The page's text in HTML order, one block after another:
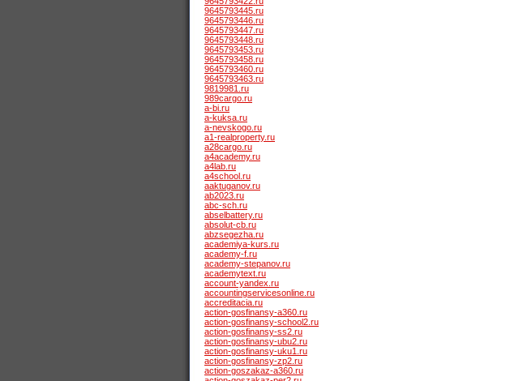
9645793445.ru
9645793446.ru
9645793447.ru
9645793448.ru
9645793453.ru
9645793458.ru
9645793460.ru
9645793463.ru
9819981.ru
989cargo.ru
a-bi.ru
a-kuksa.ru
a-nevskogo.ru
a1-realproperty.ru
a28cargo.ru
a4academy.ru
a4lab.ru
a4school.ru
aaktuganov.ru
ab2023.ru
abc-sch.ru
abselbattery.ru
absolut-cb.ru
abzsegezha.ru
academiya-kurs.ru
academy-f.ru
academy-stepanov.ru
academytext.ru
account-yandex.ru
accountingservicesonline.ru
accreditacia.ru
action-gosfinansy-a360.ru
action-gosfinansy-school2.ru
action-gosfinansy-ss2.ru
action-gosfinansy-ubu2.ru
action-gosfinansy-uku1.ru
action-gosfinansy-zp2.ru
action-goszakaz-a360.ru